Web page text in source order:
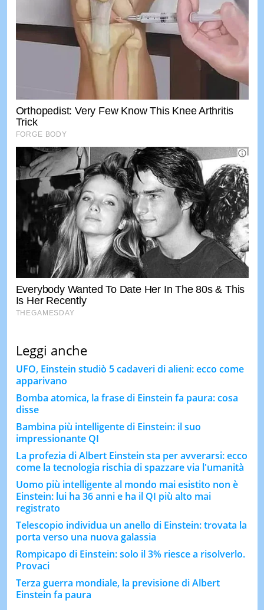
Leggi anche
UFO, Einstein studiò 5 cadaveri di alieni: ecco come
apparivano
Bomba atomica, la frase di Einstein fa paura: cosa
disse
Bambina più intelligente di Einstein: il suo
impressionante QI
La profezia di Albert Einstein sta per avverarsi: ecco
come la tecnologia rischia di spazzare via l'umanità
Uomo più intelligente al mondo mai esistito non è
Einstein: lui ha 36 anni e ha il QI più alto mai
registrato
Telescopio individua un anello di Einstein: trovata la
porta verso una nuova galassia
Rompicapo di Einstein: solo il 3% riesce a risolverlo.
Provaci
Terza guerra mondiale, la previsione di Albert
Einstein fa paura